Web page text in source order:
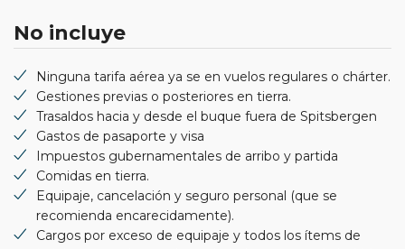
No incluye
Ninguna tarifa aérea ya se en vuelos regulares o chárter.
Gestiones previas o posteriores en tierra.
Trasaldos hacia y desde el buque fuera de Spitsbergen
Gastos de pasaporte y visa
Impuestos gubernamentales de arribo y partida
Comidas en tierra.
Equipaje, cancelación y seguro personal (que se
recomienda encarecidamente).
Cargos por exceso de equipaje y todos los ítems de